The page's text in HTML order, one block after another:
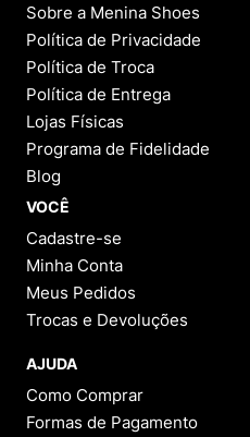
Sobre a Menina Shoes
Política de Privacidade
Política de Troca
Política de Entrega
Lojas Físicas
Programa de Fidelidade
Blog
VOCÊ
Cadastre-se
Minha Conta
Meus Pedidos
Trocas e Devoluções
AJUDA
Como Comprar
Formas de Pagamento